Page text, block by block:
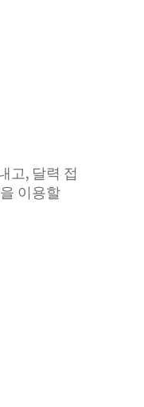
고, 달력 접
이용할